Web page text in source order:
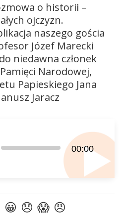
o historii –
ojczyzn.
naszego gościa
Józef Marecki
niedawna członek
Narodowej,
Papieskiego Jana
Jaracz
00:00